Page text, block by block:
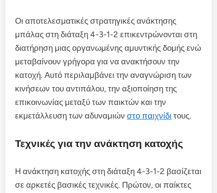
Οι αποτελεσματικές στρατηγικές ανάκτησης
μπάλας στη διάταξη 4-3-1-2 επικεντρώνονται στη
διατήρηση μιας οργανωμένης αμυντικής δομής ενώ
μεταβαίνουν γρήγορα για να ανακτήσουν την
κατοχή. Αυτό περιλαμβάνει την αναγνώριση των
κινήσεων του αντιπάλου, την αξιοποίηση της
επικοινωνίας μεταξύ των παικτών και την
εκμετάλλευση των αδυναμιώνστο παιχνίδι τους.
Τεχνικές για την ανάκτηση κατοχής
Η ανάκτηση κατοχής στη διάταξη 4-3-1-2 βασίζεται
σε αρκετές βασικές τεχνικές. Πρώτον, οι παίκτες